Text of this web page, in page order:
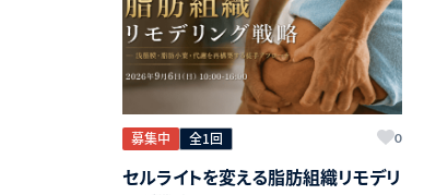
募集中 全1回 0
セルライトを変える脂肪組織リモデリ